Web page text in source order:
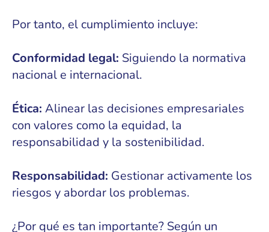
Por tanto, el cumplimiento incluye:
Conformidad legal: Siguiendo la normativa
nacional e internacional.
Ética: Alinear las decisiones empresariales
con valores como la equidad, la
responsabilidad y la sostenibilidad.
Responsabilidad: Gestionar activamente los
riesgos y abordar los problemas.
¿Por qué es tan importante? Según un